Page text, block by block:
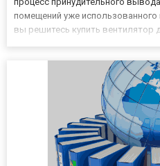
помещений уже использованного
вы решитесь купить вентилятор
атмосферных масс причем...